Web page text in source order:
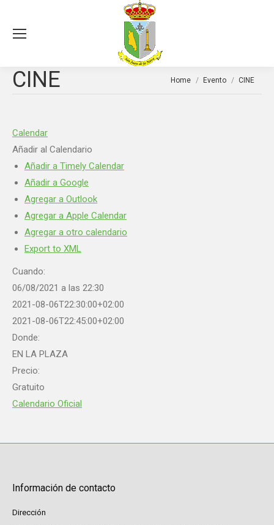
CINE You are here:
Home Evento CINE
Calendar
Añadir al Calendario
Añadir a Timely Calendar
Añadir a Google
Agregar a Outlook
Agregar a Apple Calendar
Agregar a otro calendario
Export to XML
Cuando:
06/08/2021 a las 22:30
2021-08-06T22:30:00+02:00
2021-08-06T22:45:00+02:00
Donde:
EN LA PLAZA
Precio:
Gratuito
Calendario Oficial
Información de contacto
Dirección